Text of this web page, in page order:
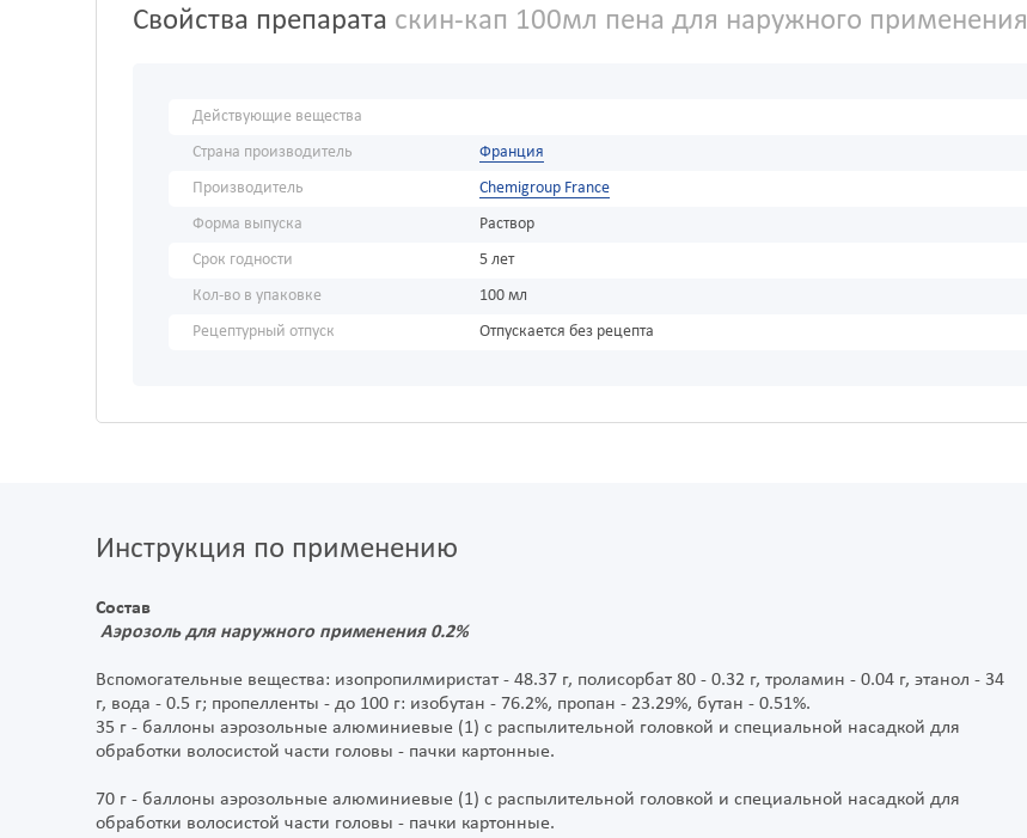
Свойства препарата скин-кап 100мл пена для наружного применения
Действующие вещества
Страна производитель
Франция
Производитель
Chemigroup France
Форма выпуска
Раствор
Срок годности
5 лет
Кол-во в упаковке
100 мл
Рецептурный отпуск
Отпускается без рецепта
Инструкция по применению
Состав
Аэрозоль для наружного применения 0.2%
Вспомогательные вещества: изопропилмиристат - 48.37 г, полисорбат 80 - 0.32 г, троламин - 0.04 г, этанол - 34
г, вода - 0.5 г; пропелленты - до 100 г: изобутан - 76.2%, пропан - 23.29%, бутан - 0.51%.
35 г - баллоны аэрозольные алюминиевые (1) с распылительной головкой и специальной насадкой для
обработки волосистой части головы - пачки картонные.
70 г - баллоны аэрозольные алюминиевые (1) с распылительной головкой и специальной насадкой для
обработки волосистой части головы - пачки картонные.